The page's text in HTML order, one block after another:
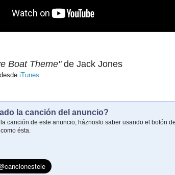
Boat Theme"de Jack Jones
iTunes
la canción del anuncio?
canción de este anuncio, háznoslo saber usando el botón
ésta.